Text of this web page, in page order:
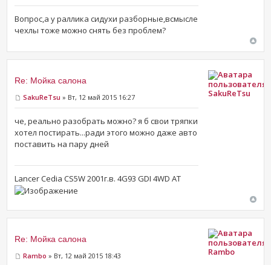
Вопрос,а у раллика сидухи разборные,всмысле
чехлы тоже можно снять без проблем?
Re: Мойка салона
SakuReTsu » Вт, 12 май 2015 16:27
че, реально разобрать можно? я б свои тряпки
хотел постирать...ради этого можно даже авто
поставить на пару дней
Lancer Cedia CS5W 2001г.в. 4G93 GDI 4WD AT
SakuReTsu
Re: Мойка салона
Rambo » Вт, 12 май 2015 18:43 Rambo